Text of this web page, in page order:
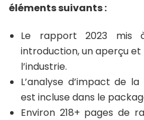
éléments suivants :
Le rapport 2023 mis
introduction, un aperçu
l’industrie.
L’analyse d’impact de
est incluse dans le
Environ 218+ pages de